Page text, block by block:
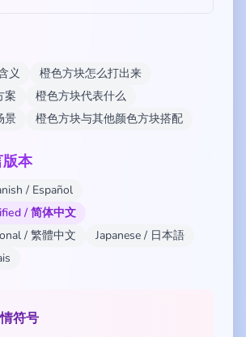
义
橙色方块怎么打出来
案
橙色方块代表什么
景
橙色方块与其他颜色方块搭配
本
/ Español
/ 简体中文
/ 繁體中文
Japanese / 日本語
符号